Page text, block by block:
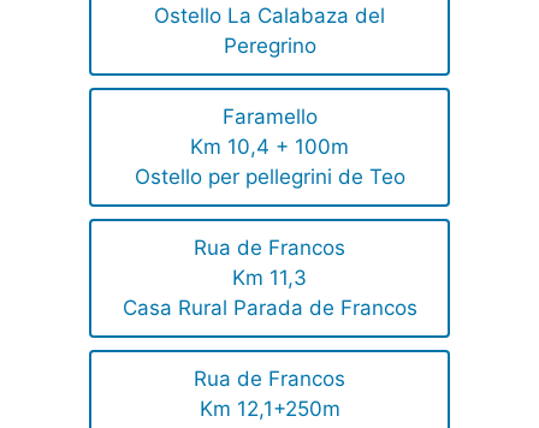
Ostello La Calabaza del
Peregrino
Faramello
Km 10,4 + 100m
Ostello per pellegrini de Teo
Rua de Francos
Km 11,3
Casa Rural Parada de Francos
Rua de Francos
Km 12,1+250m